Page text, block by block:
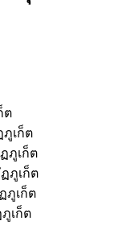
ต
เก็ต
ภูเก็ต
ภูเก็ต
ภูเก็ต
เก็ต